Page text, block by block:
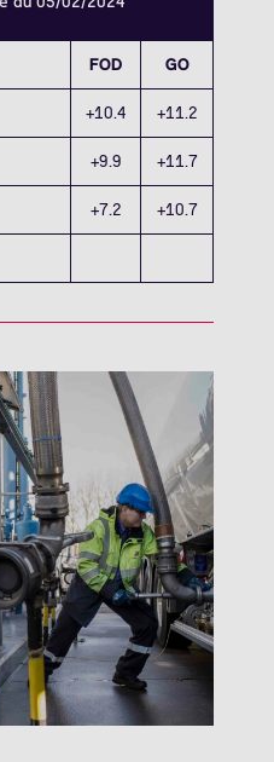
FOD GO
+10.4 +11.2
+9.9 +11.7
+7.2 +10.7